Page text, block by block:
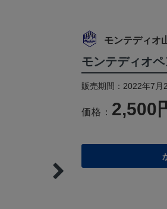
モンテディオ
モンテディオ
販売期間：2022年7
価格： 2,500